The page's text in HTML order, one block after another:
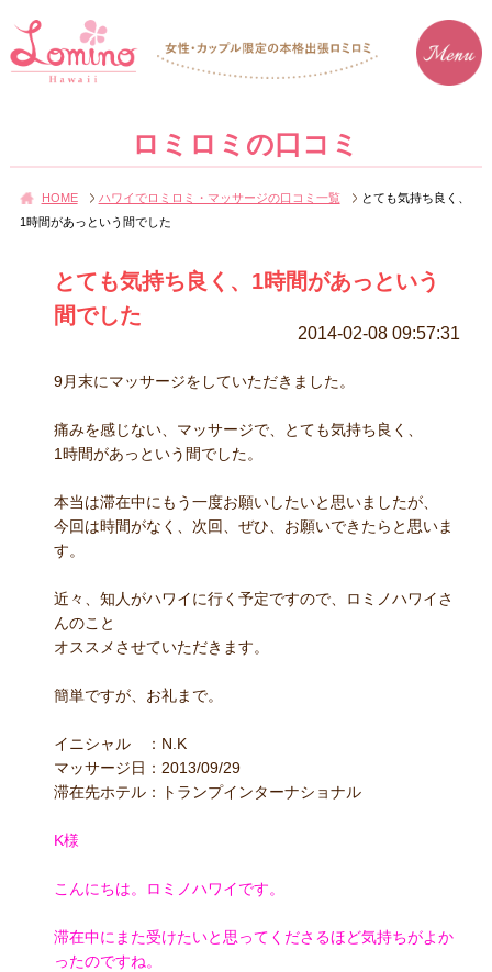
ロミロミの口コミ
HOME ハワイでロミロミ・マッサージの口コミ一覧
とても気持ち良く、
1時間があっという間でした
とても気持ち良く、1時間があっという
間でした
2014-02-08 09:57:31
9月末にマッサージをしていただきました。
痛みを感じない、マッサージで、とても気持ち良く、
1時間があっという間でした。
本当は滞在中にもう一度お願いしたいと思いましたが、
今回は時間がなく、次回、ぜひ、お願いできたらと思いま
す。
近々、知人がハワイに行く予定ですので、ロミノハワイさ
んのこと
オススメさせていただきます。
簡単ですが、お礼まで。
イニシャル ：N.K
マッサージ日：2013/09/29
滞在先ホテル：トランプインターナショナル
K様
こんにちは。ロミノハワイです。
滞在中にまた受けたいと思ってくださるほど気持ちがよか
ったのですね。